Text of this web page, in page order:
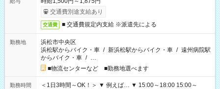
交通費別途支給あり
交通費 ■ 交通費規定内支給 ※派遣先による
勤務地
浜松市中央区
浜松駅からバイク・車 / 新浜松駅からバイク・車 / 遠州病院駅
からバイク・車 / …
■物流センターなど ■勤務地選べます
勤務時間
＜1日3時間～OK！＞ ▼ 例えば… ▼ 15:00～18:00 15:00～